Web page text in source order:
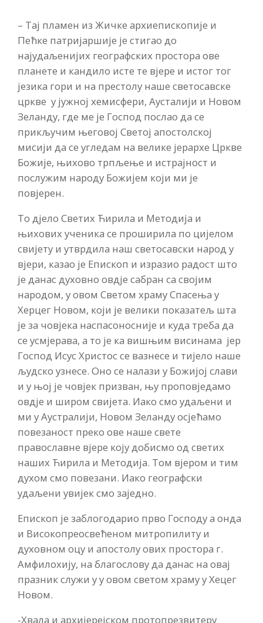
– Тај пламен из Жичке архиепископије и
Пећке патријаршије је стигао до
најудаљенијих географских простора ове
планете и кандило исте те вјере и истог тог
језика гори и на престолу наше светосавске
цркве у јужној хемисфери, Аусталији и Новом
Зеланду, где ме је Господ послао да се
прикључим његовој Светој апостолској
мисији да се угледам на велике јерархе Цркве
Божије, њихово трпљење и истрајност и
послужим народу Божијем који ми је
повјерен.
То дјело Светих Ћирила и Методија и
њихових ученика се проширила по цијелом
свијету и утврдила наш светосавски народ у
вјери, казао је Епископ и изразио радост што
је данас духовно овдје сабран са својим
народом, у овом Светом храму Спасења у
Херцег Новом, који је велики показатељ шта
је за човјека наспасоносније и куда треба да
се усмјерава, а то је ка вишњим висинама јер
Господ Исус Христос се вазнесе и тијело наше
људско узнесе. Оно се налази у Божијој слави
и у њој је човјек призван, њу проповједамо
овдје и широм свијета. Иако смо удаљени и
ми у Аустралији, Новом Зеланду осјећамо
повезаност преко ове наше свете
православне вјере коју добисмо од светих
наших Ћирила и Методија. Том вјером и тим
духом смо повезани. Иако географски
удаљени увијек смо заједно.
Епископ је заблогодарио прво Господу а онда
и Високопреосвећеном митропилиту и
духовном оцу и апостолу ових простора г.
Амфилохију, на благослову да данас на овај
празник служи у у овом светом храму у Хецег
Новом.
-Хвала и архијерејском протопрезвитеру